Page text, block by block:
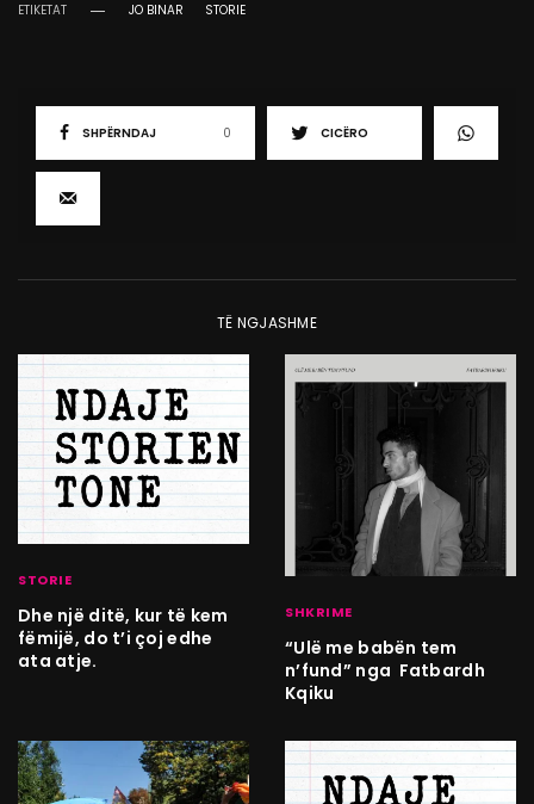
ETIKETAT JO BINAR STORIE
SHPËRNDAJ 0 CICËRO
TË NGJASHME
STORIE
Dhe një ditë, kur të kem
fëmijë, do t’i çoj edhe
ata atje.
SHKRIME
“Ulë me babën tem
n’fund” nga Fatbardh
Kqiku